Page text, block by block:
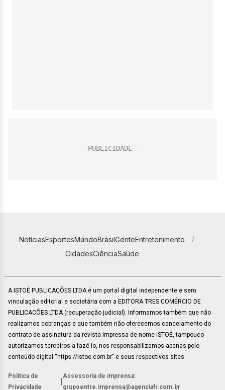
NotíciasEsportesMundoBrasilGenteEntretenimento
CidadesCiênciaSaúde
A ISTOÉ PUBLICAÇÕES LTDA é um portal digital independente e sem
vinculação editorial e societária com a EDITORA TRES COMÉRCIO DE
PUBLICACÕES LTDA (recuperação judicial). Informamos também que não
realizamos cobranças e que também não oferecemos cancelamento do
contrato de assinatura da revista impressa de nome ISTOÉ, tampouco
autorizamos terceiros a fazê-lo, nos responsabilizamos apenas pelo
conteúdo digital “https://istoe.com.br” e seus respectivos sites.
Política de
Privacidade
Assessoria de imprensa:
grupoentre.imprensa@agenciafr.com.br